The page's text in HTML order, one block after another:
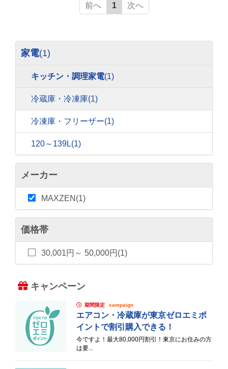
前へ 1 次へ
家電(1)
キッチン・調理家電(1)
冷蔵庫・冷凍庫(1)
冷凍庫・フリーザー(1)
120～139L(1)
メーカー
MAXZEN(1)
価格帯
30,001円～ 50,000円(1)
キャンペーン
期間限定 campaign
エアコン・冷蔵庫が東京ゼロエミポ
イントで割引購入できる！
今ですよ！最大80,000円割引！東京にお住みの方
は要...